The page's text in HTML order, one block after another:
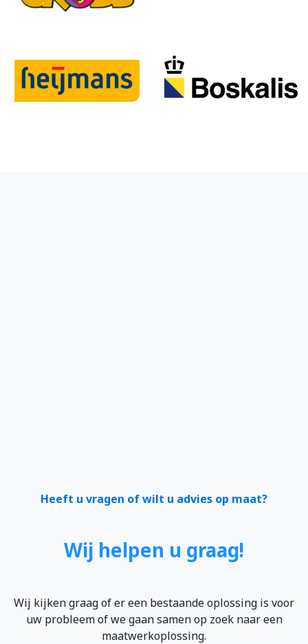
Heeft u vragen of wilt u advies op maat?
Wij helpen u graag!
Wij kijken graag of er een bestaande oplossing is voor
uw probleem of we gaan samen op zoek naar een
maatwerkoplossing.